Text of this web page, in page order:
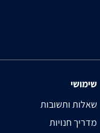
שימושי
שאלות ותשובות
מדריך חנויות